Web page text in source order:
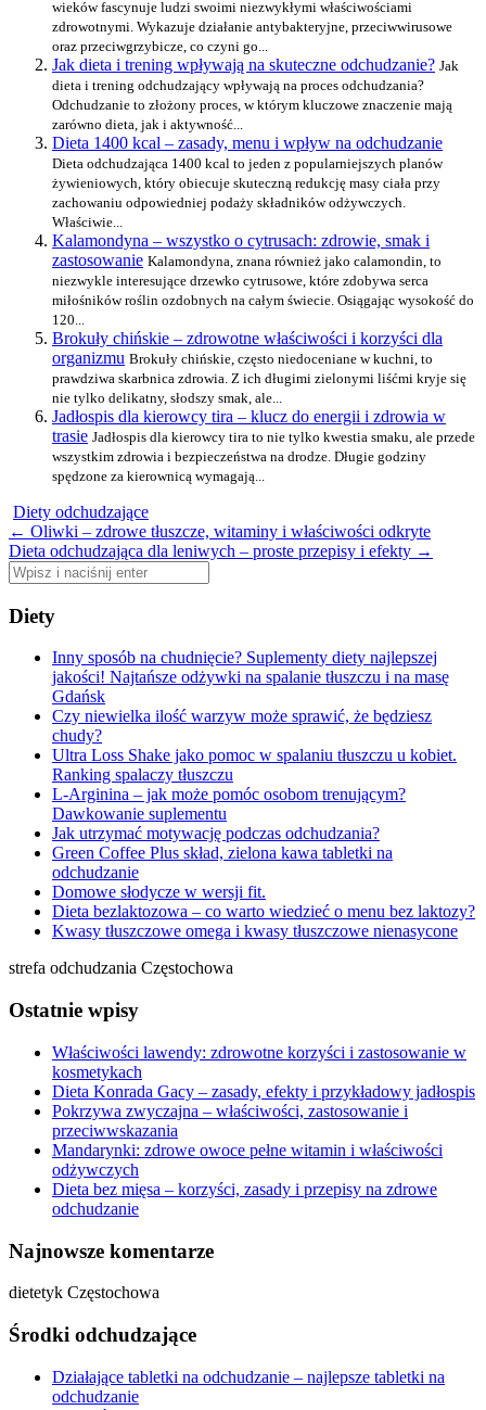
wieków fascynuje ludzi swoimi niezwykłymi właściwościami
zdrowotnymi. Wykazuje działanie antybakteryjne, przeciwwirusowe
oraz przeciwgrzybicze, co czyni go...
Jak dieta i trening wpływają na skuteczne odchudzanie? Jak
dieta i trening odchudzający wpływają na proces odchudzania?
Odchudzanie to złożony proces, w którym kluczowe znaczenie mają
zarówno dieta, jak i aktywność...
Dieta 1400 kcal – zasady, menu i wpływ na odchudzanie
Dieta odchudzająca 1400 kcal to jeden z popularniejszych planów
żywieniowych, który obiecuje skuteczną redukcję masy ciała przy
zachowaniu odpowiedniej podaży składników odżywczych.
Właściwie...
Kalamondyna – wszystko o cytrusach: zdrowie, smak i
zastosowanie Kalamondyna, znana również jako calamondin, to
niezwykle interesujące drzewko cytrusowe, które zdobywa serca
miłośników roślin ozdobnych na całym świecie. Osiągając wysokość do
120...
Brokuły chińskie – zdrowotne właściwości i korzyści dla
organizmu Brokuły chińskie, często niedoceniane w kuchni, to
prawdziwa skarbnica zdrowia. Z ich długimi zielonymi liśćmi kryje się
nie tylko delikatny, słodszy smak, ale...
Jadłospis dla kierowcy tira – klucz do energii i zdrowia w
trasie Jadłospis dla kierowcy tira to nie tylko kwestia smaku, ale przede
wszystkim zdrowia i bezpieczeństwa na drodze. Długie godziny
spędzone za kierownicą wymagają...
Diety odchudzające
Zobacz
wpisy
← Oliwki – zdrowe tłuszcze, witaminy i właściwości odkryte
Dieta odchudzająca dla leniwych – proste przepisy i efekty →
Szukaj:
Diety
Inny sposób na chudnięcie? Suplementy diety najlepszej
jakości! Najtańsze odżywki na spalanie tłuszczu i na masę
Gdańsk
Czy niewielka ilość warzyw może sprawić, że będziesz
chudy?
Ultra Loss Shake jako pomoc w spalaniu tłuszczu u kobiet.
Ranking spalaczy tłuszczu
L-Arginina – jak może pomóc osobom trenującym?
Dawkowanie suplementu
Jak utrzymać motywację podczas odchudzania?
Green Coffee Plus skład, zielona kawa tabletki na
odchudzanie
Domowe słodycze w wersji fit.
Dieta bezlaktozowa – co warto wiedzieć o menu bez laktozy?
Kwasy tłuszczowe omega i kwasy tłuszczowe nienasycone
strefa odchudzania Częstochowa
Ostatnie wpisy
Właściwości lawendy: zdrowotne korzyści i zastosowanie w
kosmetykach
Dieta Konrada Gacy – zasady, efekty i przykładowy jadłospis
Pokrzywa zwyczajna – właściwości, zastosowanie i
przeciwwskazania
Mandarynki: zdrowe owoce pełne witamin i właściwości
odżywczych
Dieta bez mięsa – korzyści, zasady i przepisy na zdrowe
odchudzanie
Najnowsze komentarze
dietetyk Częstochowa
Środki odchudzające
Działające tabletki na odchudzanie – najlepsze tabletki na
odchudzanie